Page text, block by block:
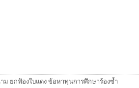
ยกฟ้องใบแดง ข้อหาทุนการศึกษาร้องซ้ำ